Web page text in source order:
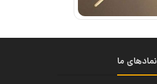
نمادهای ما